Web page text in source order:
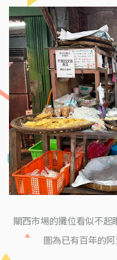
關西市場的攤位看似不起
圖為已有百年的阿